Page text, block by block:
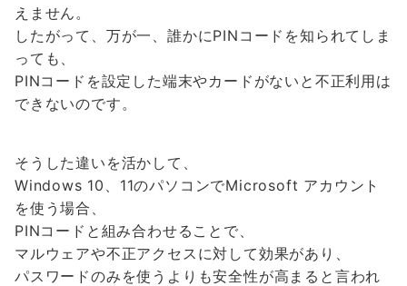
えません。
したがって、万が一、誰かにPINコードを知られてしま
っても、
PINコードを設定した端末やカードがないと不正利用は
できないのです。
そうした違いを活かして、
Windows 10、11のパソコンでMicrosoft アカウント
を使う場合、
PINコードと組み合わせることで、
マルウェアや不正アクセスに対して効果があり、
パスワードのみを使うよりも安全性が高まると言われ